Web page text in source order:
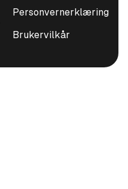
Personvernerklæring
Brukervilkår